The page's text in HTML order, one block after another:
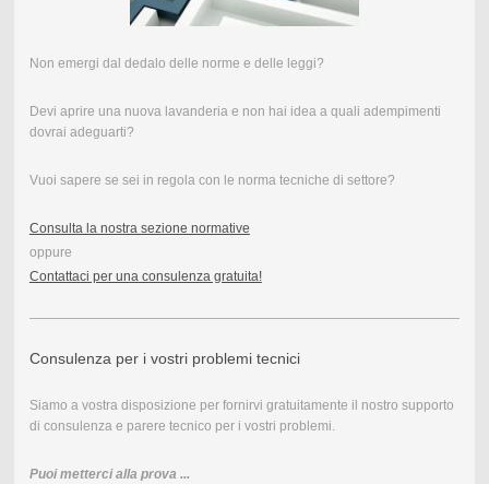
Non emergi dal dedalo delle norme e delle leggi?
Devi aprire una nuova lavanderia e non hai idea a quali adempimenti
dovrai adeguarti?
Vuoi sapere se sei in regola con le norma tecniche di settore?
Consulta la nostra sezione normative
oppure
Contattaci per una consulenza gratuita!
Consulenza per i vostri problemi tecnici
Siamo a vostra disposizione per fornirvi gratuitamente il nostro supporto
di consulenza e parere tecnico per i vostri problemi.
Puoi metterci alla prova ...